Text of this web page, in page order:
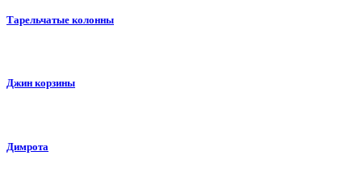
Тарельчатые колонны
Джин корзины
Димрота